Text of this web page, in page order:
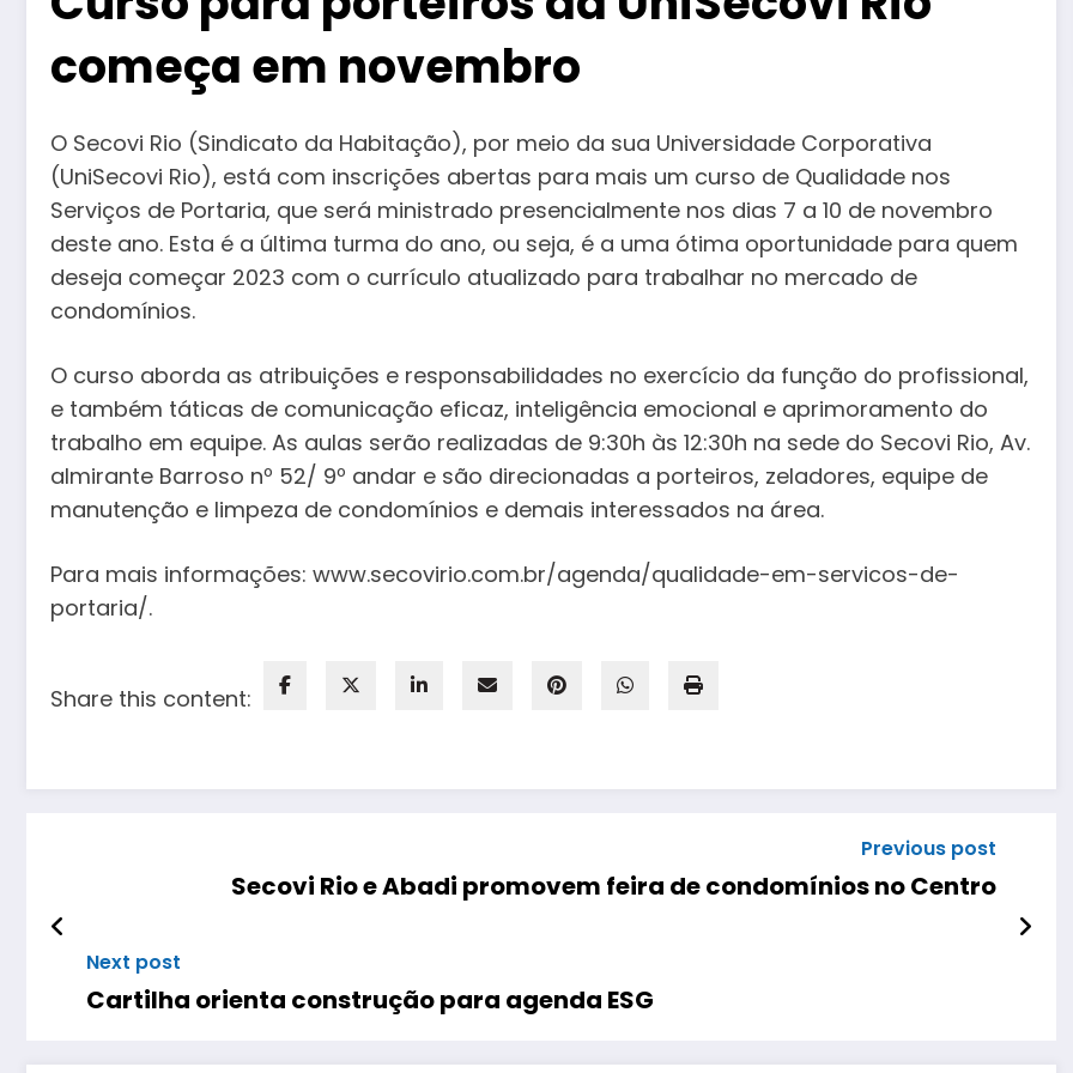
começa em novembro
O Secovi Rio (Sindicato da Habitação), por meio da sua Universidade Corporativa
(UniSecovi Rio), está com inscrições abertas para mais um curso de Qualidade nos
Serviços de Portaria, que será ministrado presencialmente nos dias 7 a 10 de novembro
deste ano. Esta é a última turma do ano, ou seja, é a uma ótima oportunidade para quem
deseja começar 2023 com o currículo atualizado para trabalhar no mercado de
condomínios.
O curso aborda as atribuições e responsabilidades no exercício da função do profissional,
e também táticas de comunicação eficaz, inteligência emocional e aprimoramento do
trabalho em equipe. As aulas serão realizadas de 9:30h às 12:30h na sede do Secovi Rio, Av.
almirante Barroso nº 52/ 9º andar e são direcionadas a porteiros, zeladores, equipe de
manutenção e limpeza de condomínios e demais interessados na área.
Para mais informações: www.secovirio.com.br/agenda/qualidade-em-servicos-de-
portaria/.
Share this content:
Previous post
Secovi Rio e Abadi promovem feira de condomínios no Centro
Next post
Cartilha orienta construção para agenda ESG